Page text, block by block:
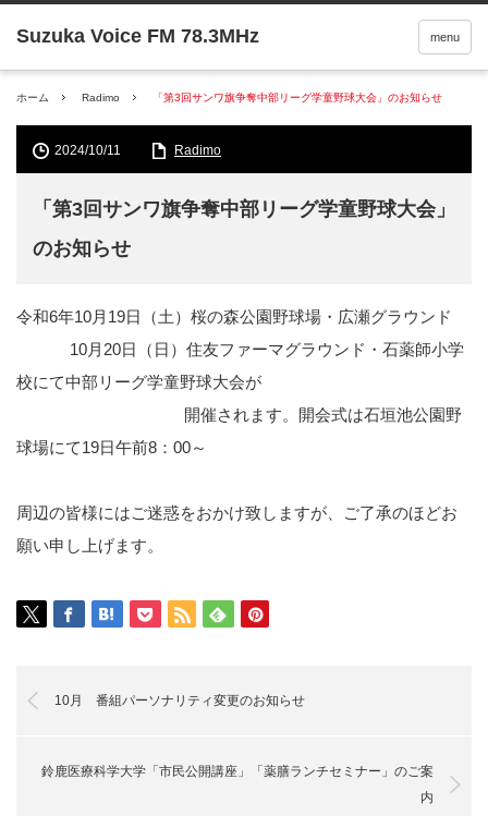
menu
ホーム Radimo 「第3回サンワ旗争奪中部リーグ学童野球大会」のお知らせ
2024/10/11 Radimo
「第3回サンワ旗争奪中部リーグ学童野球大会」
のお知らせ
令和6年10月19日（土）桜の森公園野球場・広瀬グラウンド
10月20日（日）住友ファーマグラウンド・石薬師小学
校にて中部リーグ学童野球大会が
開催されます。開会式は石垣池公園野
球場にて19日午前8：00～
周辺の皆様にはご迷惑をおかけ致しますが、ご了承のほどお
願い申し上げます。
10月 番組パーソナリティ変更のお知らせ
鈴鹿医療科学大学「市民公開講座」「薬膳ランチセミナー」のご案
内